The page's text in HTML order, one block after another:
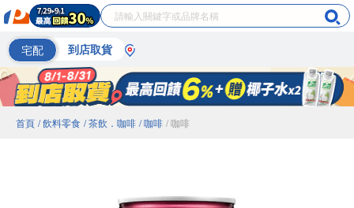
宅配 到店取貨
首頁 / 飲料零食 / 茶飲．咖啡 / 咖啡 / 咖啡